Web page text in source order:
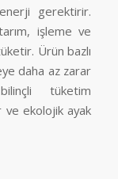
gerektirir.
işleme ve
Ürün bazlı
daha az zarar
tüketim
ve ekolojik ayak